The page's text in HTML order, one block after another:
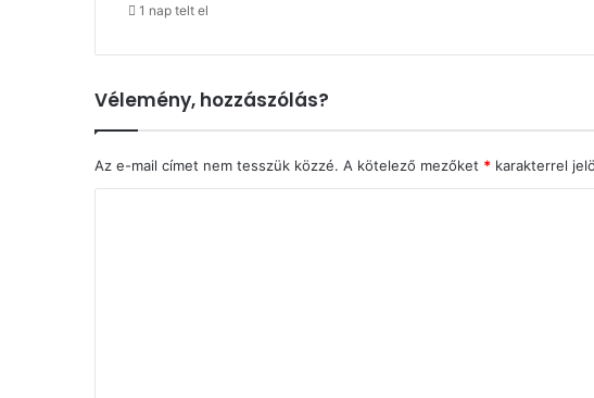
1 nap telt el
Vélemény, hozzászólás?
Az e-mail címet nem tesszük közzé. A kötelező mezőket * karakterrel